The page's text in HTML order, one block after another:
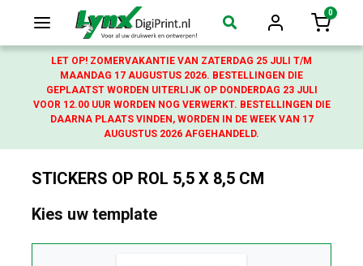
Login
0
LET OP! ZOMERVAKANTIE VAN ZATERDAG 25 JULI T/M
MAANDAG 17 AUGUSTUS 2026. BESTELLINGEN DIE
GEPLAATST WORDEN UITERLIJK OP DONDERDAG 23 JULI
VOOR 12.00 UUR WORDEN NOG VERWERKT. BESTELLINGEN DIE
DAARNA PLAATS VINDEN, WORDEN IN DE WEEK VAN 17
AUGUSTUS 2026 AFGEHANDELD.
STICKERS OP ROL 5,5 X 8,5 CM
Kies uw template